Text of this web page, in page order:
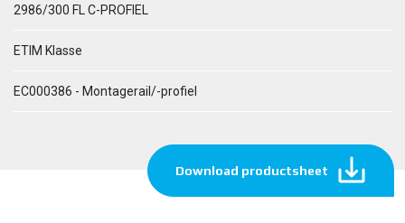
2986/300 FL C-PROFIEL
ETIM Klasse
EC000386 - Montagerail/-profiel
Download productsheet